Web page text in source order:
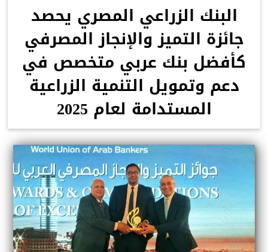
البنك الزراعي المصري يحصد
جائزة التميز والإنجاز المصرفي
كأفضل بنك عربي متخصص في
دعم وتمويل التنمية الزراعية
المستدامة لعام 2025